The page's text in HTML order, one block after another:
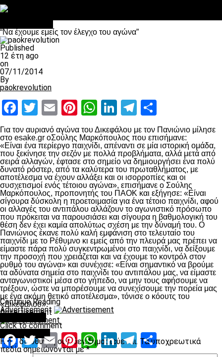
“Να έχουμε εμείς τον έλεγχο του αγώνα”
Published
12 έτη ago
on
07/11/2014
By
paokrevolution
Facebook
Twitter
EmailPinterest
WhatsApp
LinkedIn
Telegram
Για τον αυριανό αγώνα του Δικεφάλου με τον Πανιώνιο μίλησε
στο esake.gr oΣούλης Μαρκόπουλος που επισήμανε:
«Είναι ένα περίεργο παιχνίδι, απέναντι σε μία ιστορική ομάδα,
που ξεκίνησε την σεζόν με πολλά προβλήματα, αλλά μετά από
σειρά αλλαγών, έφτασε στο σημείο να δημιουργήσει ένα πολύ
δυνατό ρόστερ, από τα καλύτερα του πρωταθλήματος, με
αποτέλεσμα να έχουν αλλάξει και οι ισορροπίες και οι
συσχετισμοί ενός τέτοιου αγώνα», επισήμανε ο Σούλης
Μαρκόπουλος, προπονητής του ΠΑΟΚ και εξήγησε: «Είναι
σίγουρα δύσκολη η προετοιμασία για ένα τέτοιο παιχνίδι, αφού
οι αλλαγές του αντιπάλου αλλάζουν το αγωνιστικό πρόσωπο
που πρόκειται να παρουσιάσει και σίγουρα η βαθμολογική του
θέση δεν έχει καμία απολύτως σχέση με την δύναμή του. Ο
Πανιώνιος έκανε πολύ καλή εμφάνιση στο τελευταίο του
παιχνίδι με το Ρέθυμνο κι εμείς από την πλευρά μας πρέπει να
είμαστε πάρα πολύ συγκεντρωμένοι στο παιχνίδι, να δείξουμε
την προσοχή που χρειάζεται και να έχουμε το κοντρόλ στον
ρυθμό του αγώνα» και συνέχισε: «Είναι σημαντικό να βρούμε
τα αδύνατα σημεία στο παιχνίδι του αντιπάλου μας, να είμαστε
ανταγωνιστικοί μέσα στο γήπεδο, να μην τους αφήσουμε να
τρέξουν, ώστε να μπορέσουμε να συνεχίσουμε την πορεία μας
με ένα ακόμη θετικό αποτέλεσμα», τόνισε ο κόουτς του
«Δικέφαλου».
Advertisement
Facebook
Twitter
EmailPinterest
WhatsApp
LinkedIn
Telegram
Continue Reading
Advertisement
Click to comment
Leave a Reply
Η ηλ. διεύθυνση σας δεν δημοσιεύεται. Τα υποχρεωτικά
πεδία σημειώνονται με*